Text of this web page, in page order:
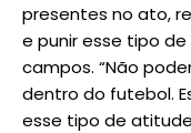
presentes no ato,
e punir esse tipo
campos. “Não
dentro do futebol.
esse tipo de